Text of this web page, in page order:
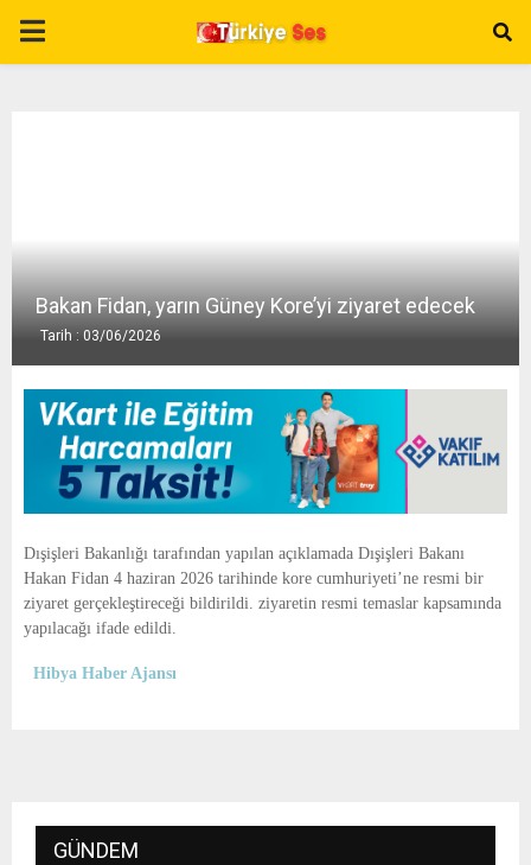
P
A
E
N
U
Bakan Fidan, yarın Güney Kore’yi ziyaret edecek
Tarih : 03/06/2026
Dışişleri Bakanlığı tarafından yapılan açıklamada Dışişleri Bakanı
Hakan Fidan 4 haziran 2026 tarihinde kore cumhuriyeti’ne resmi bir
ziyaret gerçekleştireceği bildirildi. ziyaretin resmi temaslar kapsamında
yapılacağı ifade edildi.
Hibya Haber Ajansı
GÜNDEM